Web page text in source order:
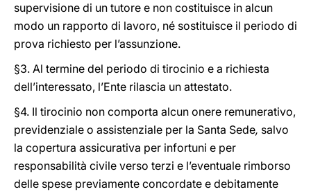
supervisione di un tutore e non costituisce in alcun
modo un rapporto di lavoro, né sostituisce il periodo di
prova richiesto per l’assunzione.
§3. Al termine del periodo di tirocinio e a richiesta
dell’interessato, l’Ente rilascia un attestato.
§4. Il tirocinio non comporta alcun onere remunerativo,
previdenziale o assistenziale per la Santa Sede, salvo
la copertura assicurativa per infortuni e per
responsabilità civile verso terzi e l’eventuale rimborso
delle spese previamente concordate e debitamente